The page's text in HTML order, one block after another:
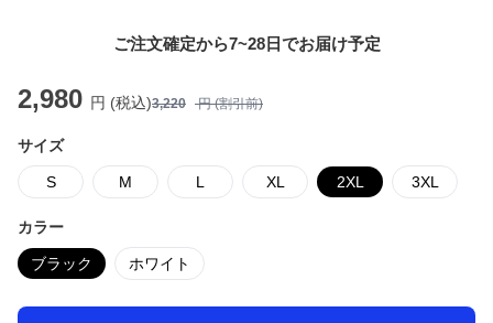
ご注文確定から7~28日でお届け予定
2,980 円 (税込)3,220 円 (割引前)
サイズ
S M L XL 2XL 3XL
カラー
ブラック ホワイト